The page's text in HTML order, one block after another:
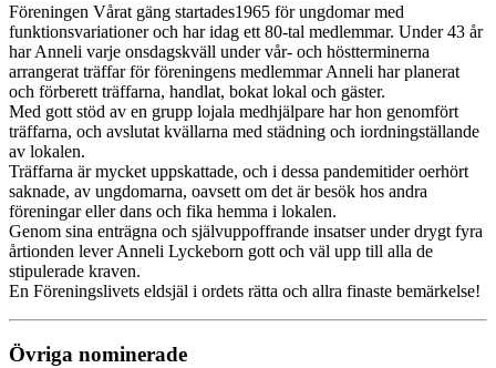
Föreningen Vårat gäng startades1965 för ungdomar med
funktionsvariationer och har idag ett 80-tal medlemmar. Under 43 år
har Anneli varje onsdagskväll under vår- och höstterminerna
arrangerat träffar för föreningens medlemmar Anneli har planerat
och förberett träffarna, handlat, bokat lokal och gäster.
Med gott stöd av en grupp lojala medhjälpare har hon genomfört
träffarna, och avslutat kvällarna med städning och iordningställande
av lokalen.
Träffarna är mycket uppskattade, och i dessa pandemitider oerhört
saknade, av ungdomarna, oavsett om det är besök hos andra
föreningar eller dans och fika hemma i lokalen.
Genom sina enträgna och självuppoffrande insatser under drygt fyra
årtionden lever Anneli Lyckeborn gott och väl upp till alla de
stipulerade kraven.
En Föreningslivets eldsjäl i ordets rätta och allra finaste bemärkelse!
Övriga nominerade